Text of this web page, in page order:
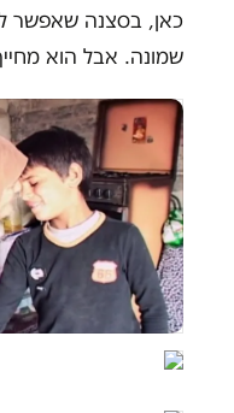
כאן, בסצנה שאפשר
שמונה. אבל הוא